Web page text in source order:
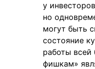
у
но
могут быть
состояние
работы
фишкам»